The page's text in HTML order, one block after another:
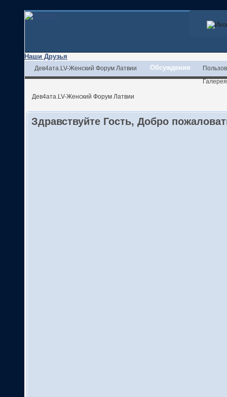
Наши Друзья
Дев4ата.LV-Женский Форум Латвии Обсуждения
Галерея
Дев4ата.LV-Женский Форум Латвии
Здравствуйте Гость, Добро